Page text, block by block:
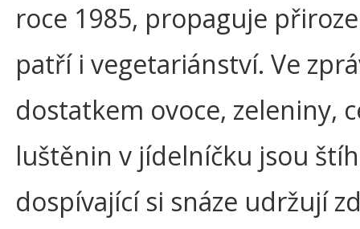
roce 1985, propaguje
patří i vegetariánství. Ve
dostatkem ovoce, zeleniny,
luštěnin v jídelníčku jsou
dospívající si snáze udržují